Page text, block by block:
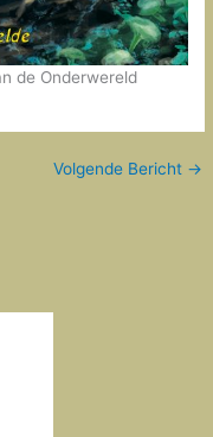
de Onderwereld
Volgende Bericht →